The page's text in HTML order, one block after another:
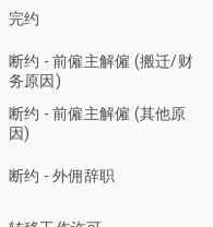
完约
断约 - 前僱主解僱 (搬迁/财
务原因)
断约 - 前僱主解僱 (其他原
因)
断约 - 外佣辞职